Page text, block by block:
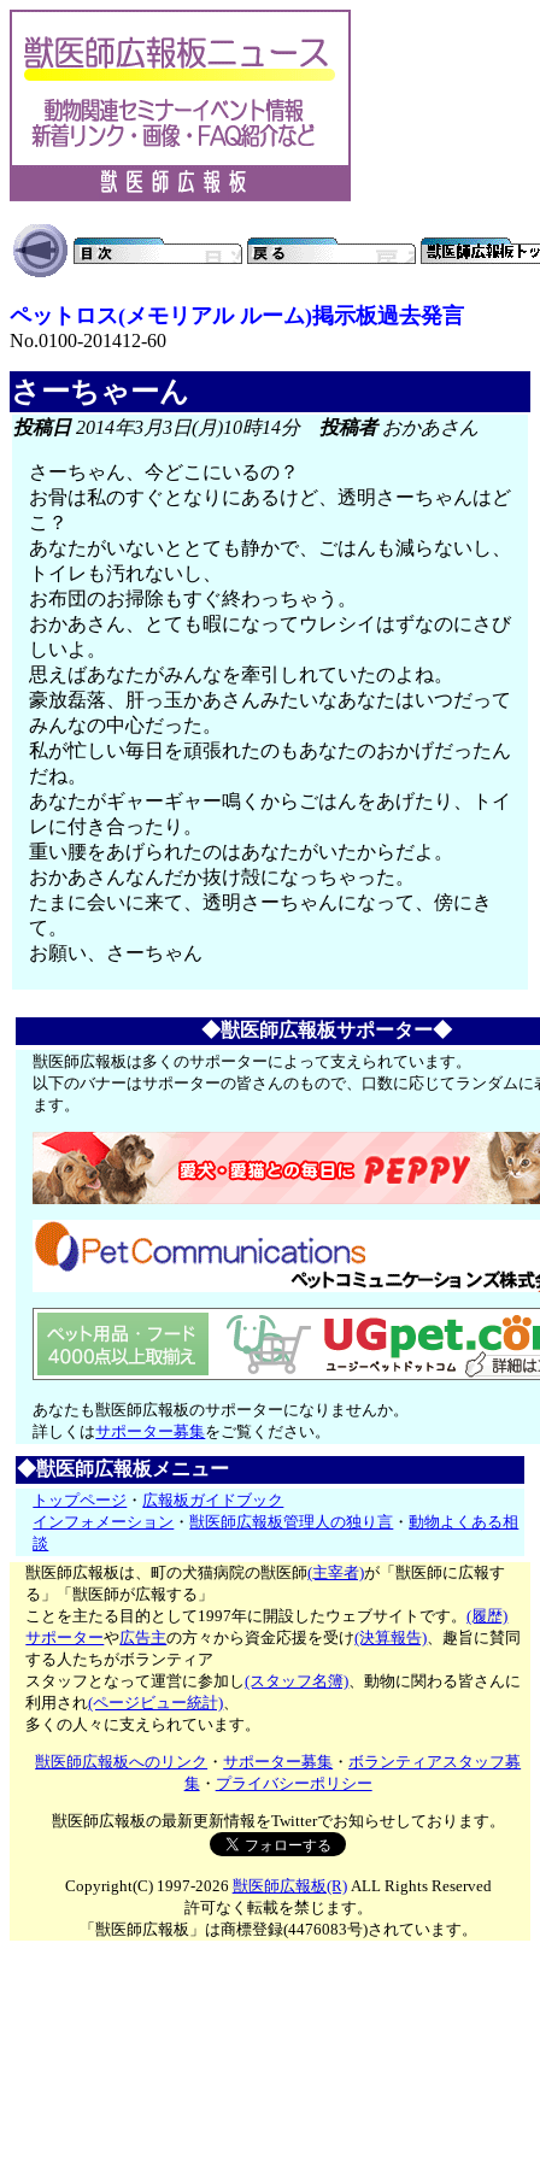
ペットロス(メモリアル ルーム)掲示板過去発言
No.0100-201412-60
さーちゃーん
投稿日2014年3月3日(月)10時14分 投稿者おかあさん
さーちゃん、今どこにいるの？
お骨は私のすぐとなりにあるけど、透明さーちゃんはど
こ？
あなたがいないととても静かで、ごはんも減らないし、
トイレも汚れないし、
お布団のお掃除もすぐ終わっちゃう。
おかあさん、とても暇になってウレシイはずなのにさび
しいよ。
思えばあなたがみんなを牽引しれていたのよね。
豪放磊落、肝っ玉かあさんみたいなあなたはいつだって
みんなの中心だった。
私が忙しい毎日を頑張れたのもあなたのおかげだったん
だね。
あなたがギャーギャー鳴くからごはんをあげたり、トイ
レに付き合ったり。
重い腰をあげられたのはあなたがいたからだよ。
おかあさんなんだか抜け殻になっちゃった。
たまに会いに来て、透明さーちゃんになって、傍にき
て。
お願い、さーちゃん
◆獣医師広報板サポーター◆
獣医師広報板は多くのサポーターによって支えられています。
以下のバナーはサポーターの皆さんのもので、口数に応じてランダムに
ます。
あなたも獣医師広報板のサポーターになりませんか。
詳しくはサポーター募集をご覧ください。
◆獣医師広報板メニュー
トップページ ・ 広報板ガイドブック
インフォメーション ・獣医師広報板管理人の独り言 ・動物よくある相
談
獣医師広報板は、町の犬猫病院の獣医師(主宰者)が「獣医師に広報す
る」「獣医師が広報する」
ことを主たる目的として1997年に開設したウェブサイトです。(履歴)
サポーターや広告主の方々から資金応援を受け(決算報告)、趣旨に賛同
する人たちがボランティア
スタッフとなって運営に参加し(スタッフ名簿)、動物に関わる皆さんに
利用され(ページビュー統計)、
多くの人々に支えられています。
獣医師広報板へのリンク ・サポーター募集 ・ボランティアスタッフ募
集・ プライバシーポリシー
獣医師広報板の最新更新情報をTwitterでお知らせしております。
Copyright(C) 1997-2026 獣医師広報板(R)ALL Rights Reserved
許可なく転載を禁じます。
「獣医師広報板」は商標登録(4476083号)されています。